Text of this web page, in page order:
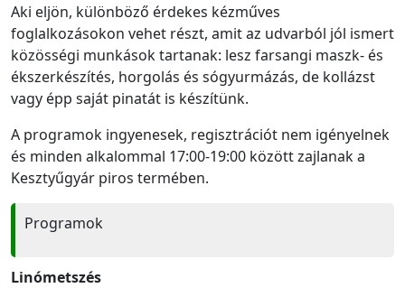
Aki eljön, különböző érdekes kézműves
foglalkozásokon vehet részt, amit az udvarból jól ismert
közösségi munkások tartanak: lesz farsangi maszk- és
ékszerkészítés, horgolás és sógyurmázás, de kollázst
vagy épp saját pinatát is készítünk.
A programok ingyenesek, regisztrációt nem igényelnek
és minden alkalommal 17:00-19:00 között zajlanak a
Kesztyűgyár piros termében.
Programok
Linómetszés